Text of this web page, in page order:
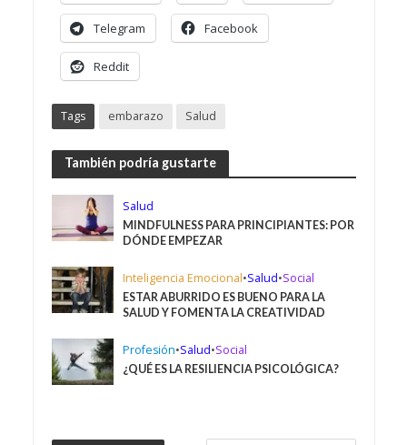
Telegram Facebook
Reddit
Tags embarazo Salud
También podría gustarte
Salud
MINDFULNESS PARA PRINCIPIANTES: POR
DÓNDE EMPEZAR
Inteligencia Emocional•Salud•Social
ESTAR ABURRIDO ES BUENO PARA LA
SALUD Y FOMENTA LA CREATIVIDAD
Profesión•Salud•Social
¿QUÉ ES LA RESILIENCIA PSICOLÓGICA?